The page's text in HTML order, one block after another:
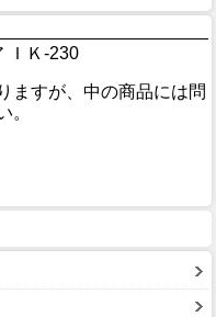
ＩＫ-230
ますが、中の商品には問
。